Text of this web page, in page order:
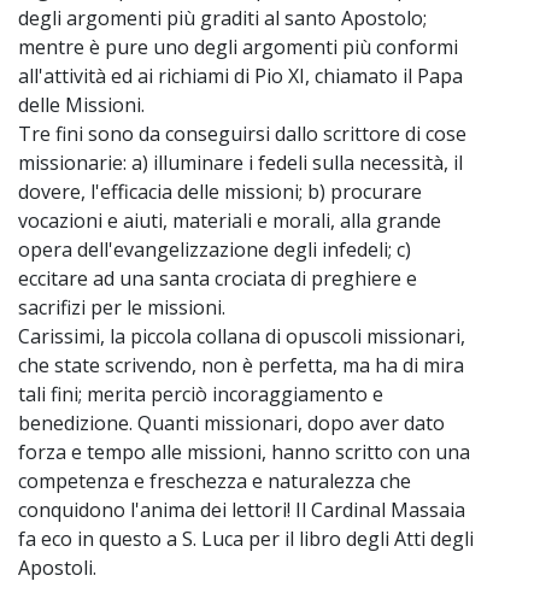
degli argomenti più graditi al santo Apostolo;
mentre è pure uno degli argomenti più conformi
all'attività ed ai richiami di Pio XI, chiamato il Papa
delle Missioni.
Tre fini sono da conseguirsi dallo scrittore di cose
missionarie: a) illuminare i fedeli sulla necessità, il
dovere, l'efficacia delle missioni; b) procurare
vocazioni e aiuti, materiali e morali, alla grande
opera dell'evangelizzazione degli infedeli; c)
eccitare ad una santa crociata di preghiere e
sacrifizi per le missioni.
Carissimi, la piccola collana di opuscoli missionari,
che state scrivendo, non è perfetta, ma ha di mira
tali fini; merita perciò incoraggiamento e
benedizione. Quanti missionari, dopo aver dato
forza e tempo alle missioni, hanno scritto con una
competenza e freschezza e naturalezza che
conquidono l'anima dei lettori! Il Cardinal Massaia
fa eco in questo a S. Luca per il libro degli Atti degli
Apostoli.